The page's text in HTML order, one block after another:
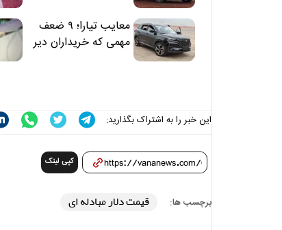
معایب تیارا؛ ۹ ضعف
مهمی که خریداران دیر
این خبر را به اشتراک بگذارید:
کپی لینک
برچسب ها: قیمت دلار مبادله ای